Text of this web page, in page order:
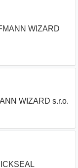
WIZARD
WIZARD s.r.o.